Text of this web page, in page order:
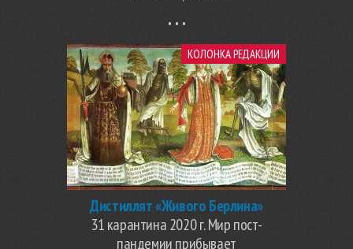
КОЛОНКА РЕДАКЦИИ
Дистиллят «Живого Берлина»
31 карантина 2020 г. Мир пост-
пандемии прибывает